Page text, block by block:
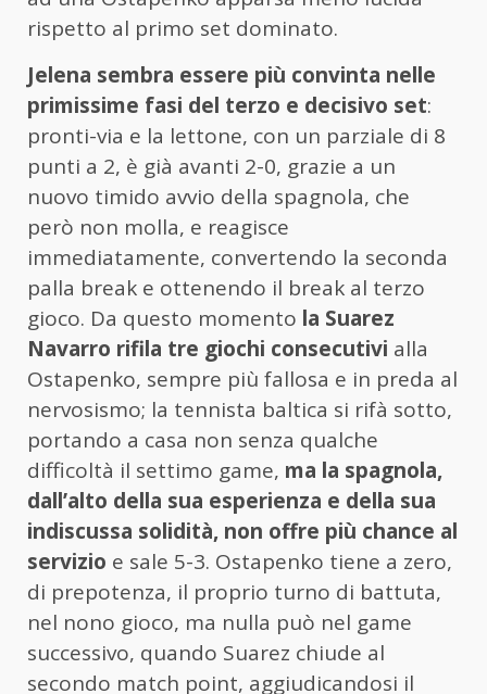
rispetto al primo set dominato.
Jelena sembra essere più convinta nelle
primissime fasi del terzo e decisivo set:
pronti-via e la lettone, con un parziale di 8
punti a 2, è già avanti 2-0, grazie a un
nuovo timido avvio della spagnola, che
però non molla, e reagisce
immediatamente, convertendo la seconda
palla break e ottenendo il break al terzo
gioco. Da questo momento la Suarez
Navarro rifila tre giochi consecutivi alla
Ostapenko, sempre più fallosa e in preda al
nervosismo; la tennista baltica si rifà sotto,
portando a casa non senza qualche
difficoltà il settimo game, ma la spagnola,
dall’alto della sua esperienza e della sua
indiscussa solidità, non offre più chance al
servizio e sale 5-3. Ostapenko tiene a zero,
di prepotenza, il proprio turno di battuta,
nel nono gioco, ma nulla può nel game
successivo, quando Suarez chiude al
secondo match point, aggiudicandosi il